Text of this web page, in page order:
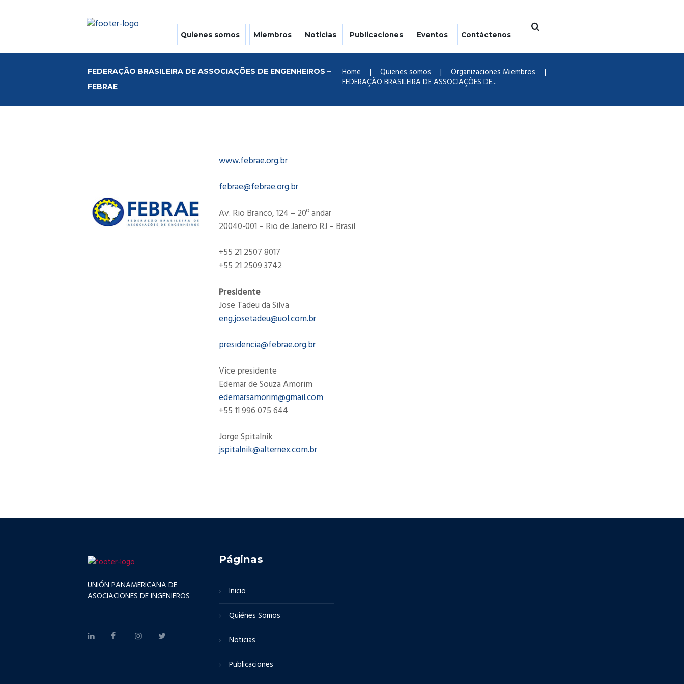
Quienes somos Miembros Noticias Publicaciones Eventos Contáctenos
FEDERAÇÃO BRASILEIRA DE ASSOCIAÇÕES DE ENGENHEIROS –
FEBRAE
Home Quienes somos
Organizaciones Miembros
FEDERAÇÃO BRASILEIRA DE ASSOCIAÇÕES DE...
www.febrae.org.br
febrae@febrae.org.br
Av. Rio Branco, 124 – 20º andar
20040-001 – Rio de Janeiro RJ – Brasil
+55 21 2507 8017
+55 21 2509 3742
Presidente
Jose Tadeu da Silva
eng.josetadeu@uol.com.br
presidencia@febrae.org.br
Vice presidente
Edemar de Souza Amorim
edemarsamorim@gmail.com
+55 11 996 075 644
Jorge Spitalnik
jspitalnik@alternex.com.br
UNIÓN PANAMERICANA DE
ASOCIACIONES DE INGENIEROS
Páginas
Inicio
Quiénes Somos
Noticias
Publicaciones